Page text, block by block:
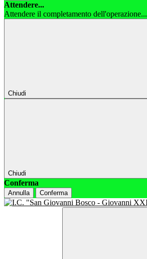
Attendere...
Attendere il completamento dell'operazione...
Chiudi
Chiudi
Conferma
Annulla Conferma